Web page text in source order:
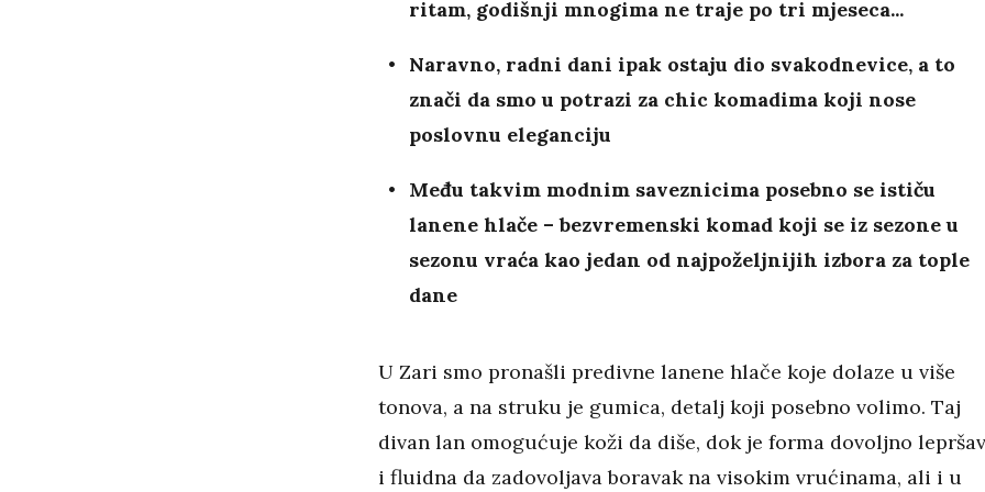
ritam, godišnji mnogima ne traje po tri mjeseca...
Naravno, radni dani ipak ostaju dio svakodnevice, a to
znači da smo u potrazi za chic komadima koji nose
poslovnu eleganciju
Među takvim modnim saveznicima posebno se ističu
lanene hlače – bezvremenski komad koji se iz sezone u
sezonu vraća kao jedan od najpoželjnijih izbora za tople
dane
U Zari smo pronašli predivne lanene hlače koje dolaze u više
tonova, a na struku je gumica, detalj koji posebno volimo. Taj
divan lan omogućuje koži da diše, dok je forma dovoljno
i fluidna da zadovoljava boravak na visokim vrućinama, ali i u